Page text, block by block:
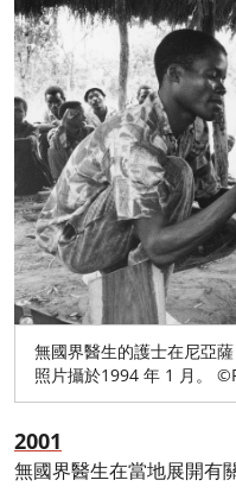
無國界醫生的護士在尼亞
照片攝於1994 年 1 月。
2001
無國界醫生在當地展開有